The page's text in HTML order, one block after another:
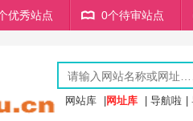
优秀站点 0个待审站点
网站库 网址库 导航啦